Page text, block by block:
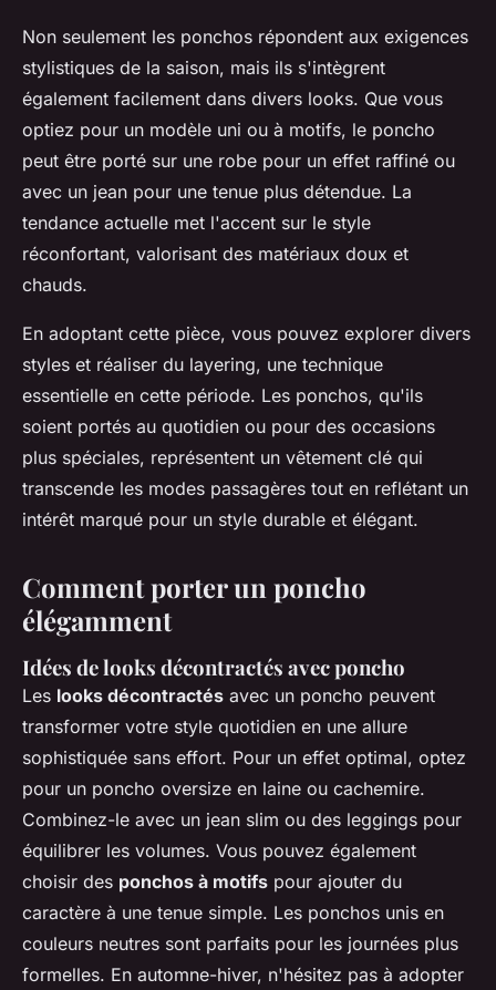
Non seulement les ponchos répondent aux exigences
stylistiques de la saison, mais ils s'intègrent
également facilement dans divers looks. Que vous
optiez pour un modèle uni ou à motifs, le poncho
peut être porté sur une robe pour un effet raffiné ou
avec un jean pour une tenue plus détendue. La
tendance actuelle met l'accent sur le style
réconfortant, valorisant des matériaux doux et
chauds.
En adoptant cette pièce, vous pouvez explorer divers
styles et réaliser du layering, une technique
essentielle en cette période. Les ponchos, qu'ils
soient portés au quotidien ou pour des occasions
plus spéciales, représentent un vêtement clé qui
transcende les modes passagères tout en reflétant un
intérêt marqué pour un style durable et élégant.
Comment porter un poncho
élégamment
Idées de looks décontractés avec poncho
Les looks décontractés avec un poncho peuvent
transformer votre style quotidien en une allure
sophistiquée sans effort. Pour un effet optimal, optez
pour un poncho oversize en laine ou cachemire.
Combinez-le avec un jean slim ou des leggings pour
équilibrer les volumes. Vous pouvez également
choisir des ponchos à motifs pour ajouter du
caractère à une tenue simple. Les ponchos unis en
couleurs neutres sont parfaits pour les journées plus
formelles. En automne-hiver, n'hésitez pas à adopter